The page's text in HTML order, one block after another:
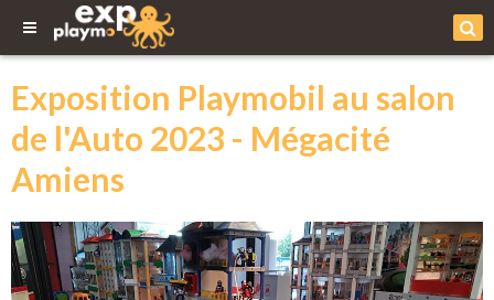
Exposition Playmobil au salon
de l'Auto 2023 - Mégacité
Amiens